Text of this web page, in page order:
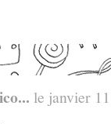
le janvier